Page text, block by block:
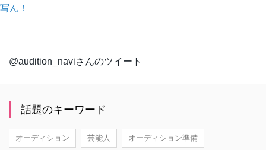
写ん！
@audition_naviさんのツイート
話題のキーワード
オーディション 芸能人 オーディション準備